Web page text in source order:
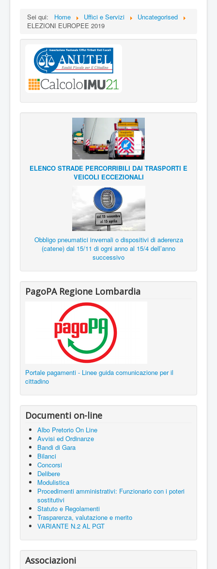
Sei qui: Home Uffici e Servizi
Uncategorised
ELEZIONI EUROPEE 2019
ELENCO STRADE PERCORRIBILI DAI TRASPORTI E
VEICOLI ECCEZIONALI
Obbligo pneumatici invernali o dispositivi di aderenza
(catene) dal 15/11 di ogni anno al 15/4 dell’anno
successivo
PagoPA Regione Lombardia
Portale pagamenti - Linee guida comunicazione per il
cittadino
Documenti on-line
Albo Pretorio On Line
Avvisi ed Ordinanze
Bandi di Gara
Bilanci
Concorsi
Delibere
Modulistica
Procedimenti amministrativi: Funzionario con i poteri
sostitutivi
Statuto e Regolamenti
Trasparenza, valutazione e merito
VARIANTE N.2 AL PGT
Associazioni